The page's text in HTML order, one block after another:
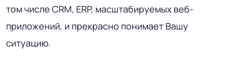
том числе CRM, ERP, масштабируемых веб-
приложений, и прекрасно понимает Вашу
ситуацию.